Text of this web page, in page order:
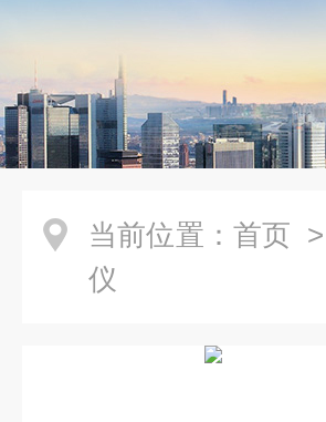
当前位置： 首页 >
仪